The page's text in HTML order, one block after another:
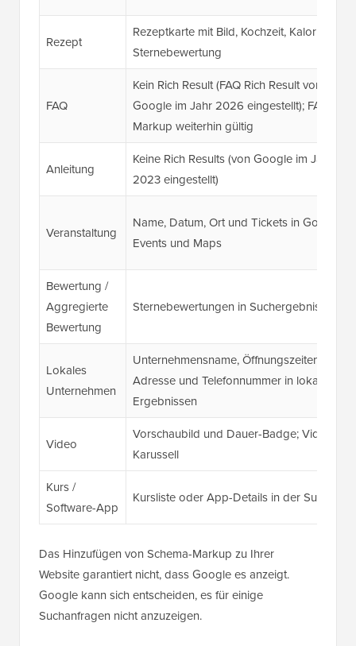
Rezept
Rezeptkarte mit Bild, Kochzeit, Kalorien,
Sternebewertung
FAQ
Kein Rich Result (FAQ Rich Result von
Google im Jahr 2026 eingestellt);
Markup weiterhin gültig
Anleitung
Keine Rich Results (von Google im Jahr
2023 eingestellt)
Veranstaltung
Name, Datum, Ort und Tickets in Google
Events und Maps
Bewertung /
Aggregierte
Bewertung
Sternebewertungen in Suchergebnissen
Lokales
Unternehmen
Unternehmensname, Öffnungszeiten,
Adresse und Telefonnummer in lokalen
Ergebnissen
Video
Vorschaubild und Dauer-Badge; Video-
Karussell
Kurs /
Software-App
Kursliste oder App-Details in der Suche
Das Hinzufügen von Schema-Markup zu Ihrer
Website garantiert nicht, dass Google es anzeigt.
Google kann sich entscheiden, es für einige
Suchanfragen nicht anzuzeigen.